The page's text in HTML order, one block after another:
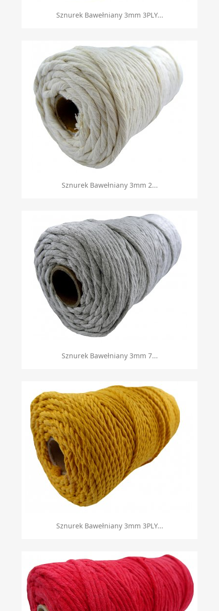
Sznurek Bawełniany 3mm 3PLY...
Sznurek Bawełniany 3mm 2...
Sznurek Bawełniany 3mm 7...
Sznurek Bawełniany 3mm 3PLY...